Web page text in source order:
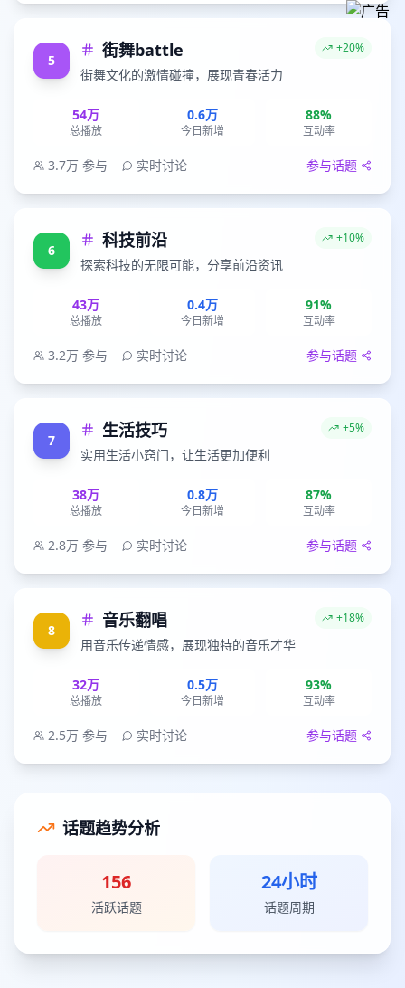
5 街舞battle
街舞文化的激情碰撞，展现青春活力
+20%
54万
总播放
0.6万
今日新增
88%
互动率
3.7万 参与 实时讨论 参与话题
6 科技前沿
探索科技的无限可能，分享前沿资讯
+10%
43万
总播放
0.4万
今日新增
91%
互动率
3.2万 参与 实时讨论 参与话题
7 生活技巧
实用生活小窍门，让生活更加便利
+5%
38万
总播放
0.8万
今日新增
87%
互动率
2.8万 参与 实时讨论 参与话题
8 音乐翻唱
用音乐传递情感，展现独特的音乐才华
+18%
32万
总播放
0.5万
今日新增
93%
互动率
2.5万 参与 实时讨论 参与话题
话题趋势分析
156
活跃话题
24小时
话题周期